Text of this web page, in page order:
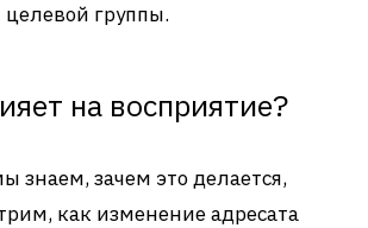
группы.
на восприятие?
знаем, зачем это делается,
как изменение адресата